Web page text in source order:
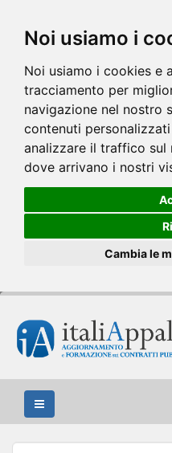
Noi usiamo i
Noi usiamo i cookies e
tracciamento per
navigazione nel nostro
contenuti
analizzare il traffico sul
dove arrivano i nostri
Cambia le